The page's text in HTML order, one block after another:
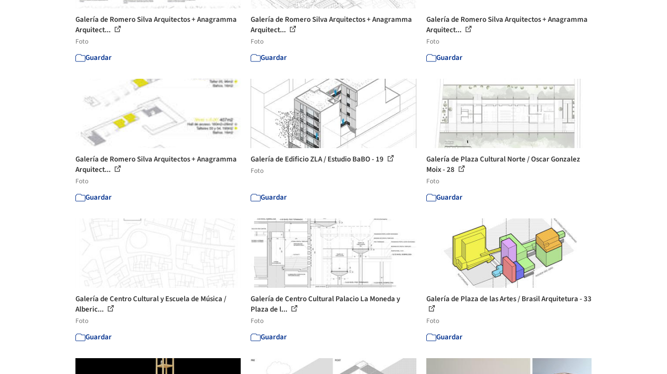
Galería de Romero Silva Arquitectos + Anagramma
Arquitect...
Foto
Guardar
Galería de Romero Silva Arquitectos + Anagramma
Arquitect...
Foto
Guardar
Galería de Romero Silva Arquitectos + Anagramma
Arquitect...
Foto
Guardar
Galería de Romero Silva Arquitectos + Anagramma
Arquitect...
Foto
Guardar
Galería de Edificio ZLA / Estudio BaBO - 19
Foto
Guardar
Galería de Plaza Cultural Norte / Oscar Gonzalez
Moix - 28
Foto
Guardar
Galería de Centro Cultural y Escuela de Música /
Alberic...
Foto
Guardar
Galería de Centro Cultural Palacio La Moneda y
Plaza de l...
Foto
Guardar
Galería de Plaza de las Artes / Brasil Arquitetura - 33
Foto
Guardar